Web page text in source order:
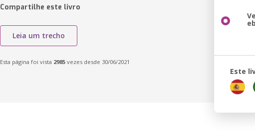
Compartilhe este livro
Leia um trecho
Esta página foi vista 2985 vezes desde 30/06/2021
Este